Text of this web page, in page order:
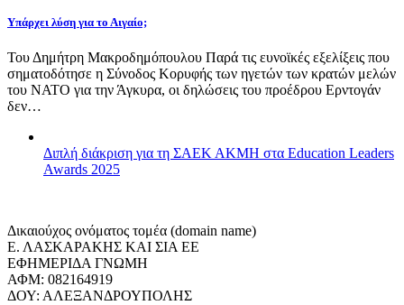
Υπάρχει λύση για το Αιγαίο;
Του Δημήτρη Μακροδημόπουλου Παρά τις ευνοϊκές εξελίξεις που
σηματοδότησε η Σύνοδος Κορυφής των ηγετών των κρατών μελών
του ΝΑΤΟ για την Άγκυρα, οι δηλώσεις του προέδρου Ερντογάν
δεν…
Διπλή διάκριση για τη ΣΑΕΚ ΑΚΜΗ στα Education Leaders
Awards 2025
Δικαιούχος ονόματος τομέα (domain name)
Ε. ΛΑΣΚΑΡΑΚΗΣ ΚΑΙ ΣΙΑ ΕΕ
ΕΦΗΜΕΡΙΔΑ ΓΝΩΜΗ
ΑΦΜ: 082164919
ΔΟΥ: ΑΛΕΞΑΝΔΡΟΥΠΟΛΗΣ